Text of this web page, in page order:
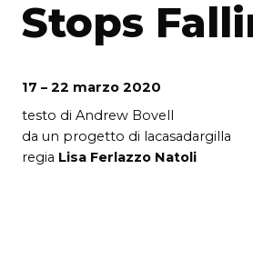
Stops
17 – 22 marzo 2020
testo di Andrew Bovell
da un progetto di lacasadargilla
regia Lisa Ferlazzo Natoli